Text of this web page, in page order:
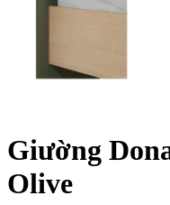
Giường
Olive